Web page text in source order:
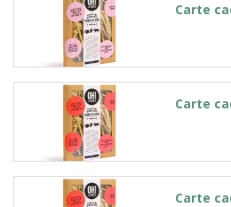
Carte
Carte
Carte